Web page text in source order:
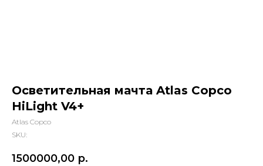
Осветительная мачта Atlas Copco
HiLight V4+
Atlas Copco
SKU:
1500000,00 р.